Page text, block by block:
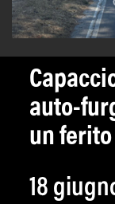
auto-
un ferito
18